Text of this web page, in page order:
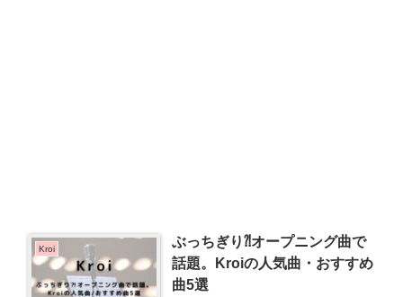
Kroi
ぶっちぎり⁈オープニング曲で
話題。Kroiの人気曲・おすすめ
曲5選